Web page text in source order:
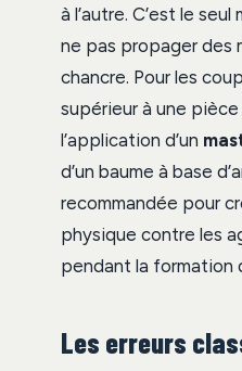
à l’autre. C’est le
ne pas propager des
chancre. Pour les
supérieur à une
l’application d’un
d’un baume à base
recommandée pour
physique contre les
pendant la formation
Les erreurs